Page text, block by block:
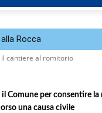
Rocca
il cantiere al romitorio
il Comune per consentire
una causa civile